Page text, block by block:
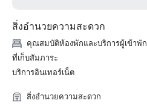
สิ่งอำนวยความสะดวก
คุณสมบัติห้องพักและบริการผู้เข้าพัก
ที่เก็บสัมภาระ
บริการอินเทอร์เน็ต
สิ่งอำนวยความสะดวก